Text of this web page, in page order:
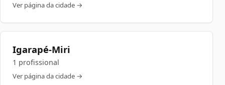
Ver página da cidade →
Igarapé-Miri
1 profissional
Ver página da cidade →